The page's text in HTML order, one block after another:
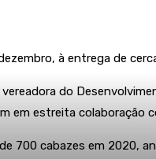
à entrega de
do
em estreita
700 cabazes em 2020,